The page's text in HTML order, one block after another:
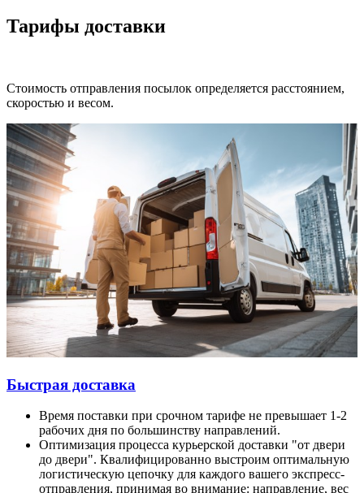
Тарифы доставки
Стоимость отправления посылок определяется расстоянием,
скоростью и весом.
Быстрая доставка
Время поставки при срочном тарифе не превышает 1-2
рабочих дня по большинству направлений.
Оптимизация процесса курьерской доставки "от двери
до двери". Квалифицированно выстроим оптимальную
логистическую цепочку для каждого вашего экспресс-
отправления, принимая во внимание: направление, вес